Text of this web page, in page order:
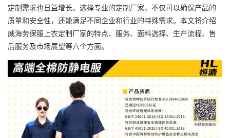
定制需求也日益增长。选择专业的定制厂家，不仅可以确保产品的
质量和安全性，还能满足不同企业和行业的特殊需求。本文将介绍
威海劳保服上衣定制厂家的特点、服务、面料选择、生产流程、售
后服务及市场展望等六个方面。